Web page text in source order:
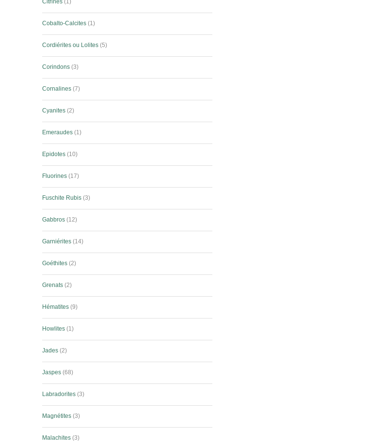
Citrines 1
Cobalto-Calcites 1
Cordiérites ou Lolites 5
Corindons 3
Cornalines 7
Cyanites 2
Emeraudes 1
Epidotes 10
Fluorines 17
Fuschite Rubis 3
Gabbros 12
Garniérites 14
Goéthites 2
Grenats 2
Hématites 9
Howlites 1
Jades 2
Jaspes 68
Labradorites 3
Magnétites 3
Malachites 3